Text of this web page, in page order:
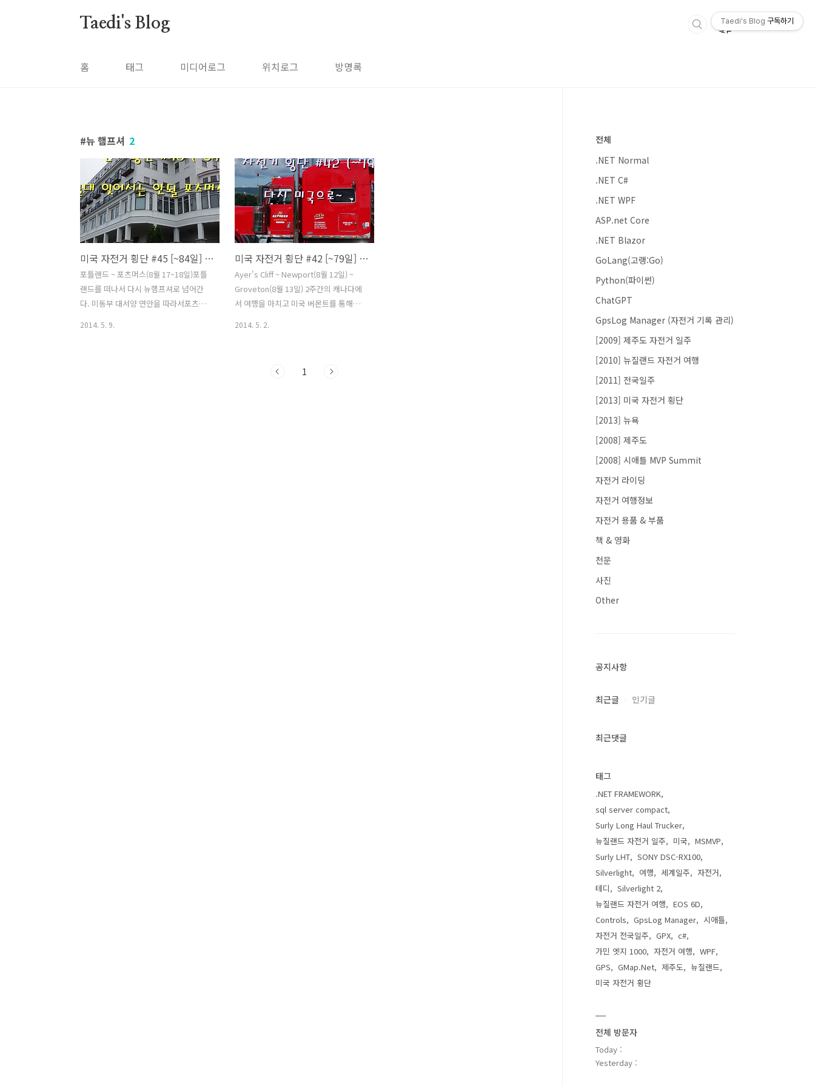
Taedi's Blog
홈 태그 미디어로그 위치로그 방명록
뉴 햄프셔 2
미국 자전거 횡단 #45 [~84일] 절대 잊어서는 안될 포츠머스
포틀랜드 ~ 포츠머스(8월 17~18일)포틀
랜드를 떠나서 다시 뉴햄프셔로 넘어간
다. 미동부 대서양 연안을 따라서포츠머
2014. 5. 9.
미국 자전거 횡단 #42 [~79일] 다시 미국으로~
Ayer's Cliff ~ Newport(8월 12일) ~
Groveton(8월 13일) 2주간의 캐나다에
서 여행을 마치고 미국 버몬트를 통해서
시 가보고 싶다. 하루에 이동하는 거리가
2014. 5. 2.
1
전체
.NET Normal
.NET C#
.NET WPF
ASP.net Core
.NET Blazor
GoLang(고랭:Go)
Python(파이썬)
ChatGPT
GpsLog Manager (자전거 기록 관리)
[2009] 제주도 자전거 일주
[2010] 뉴질랜드 자전거 여행
[2011] 전국일주
[2013] 미국 자전거 횡단
[2013] 뉴욕
[2008] 제주도
[2008] 시애틀 MVP Summit
자전거 라이딩
자전거 여행정보
자전거 용품 & 부품
책 & 영화
천문
사진
Other
공지사항
최근글 인기글
최근댓글
태그
.NET FRAMEWORK
sql server compact
Surly Long Haul Trucker
뉴질랜드 자전거 일주
미국
MSMVP
Surly LHT
SONY DSC-RX100
Silverlight
여행 세계일주
자전거
테디
Silverlight 2
뉴질랜드 자전거 여행
EOS 6D
Controls
GpsLog Manager
시애틀
자전거 전국일주
GPX
c#
가민 엣지 1000
자전거 여행
WPF
GPS
GMap.Net 제주도
뉴질랜드
미국 자전거 횡단
전체 방문자
Today :
Yesterday :
Taedi's Blog 구독하기